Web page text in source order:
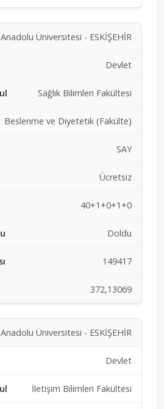
Anadolu Üniversitesi - ESKİŞEHİR
Devlet
Sağlık Bilimleri Fakültesi
Beslenme ve Diyetetik (Fakülte)
SAY
Ücretsiz
40+1+0+1+0
Doldu
149417
372,13069
Anadolu Üniversitesi - ESKİŞEHİR
Devlet
İletişim Bilimleri Fakültesi